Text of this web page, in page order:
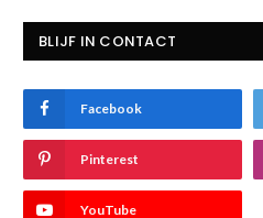
BLIJF IN CONTACT
Facebook
Pinterest
YouTube